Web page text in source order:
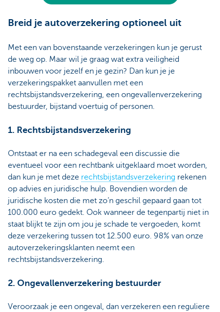
Breid je autoverzekering optioneel uit
Met een van bovenstaande verzekeringen kun je gerust
de weg op. Maar wil je graag wat extra veiligheid
inbouwen voor jezelf en je gezin? Dan kun je je
verzekeringspakket aanvullen met een
rechtsbijstandsverzekering, een ongevallenverzekering
bestuurder, bijstand voertuig of personen.
1. Rechtsbijstandsverzekering
Ontstaat er na een schadegeval een discussie die
eventueel voor een rechtbank uitgeklaard moet worden,
dan kun je met deze rechtsbijstandsverzekering rekenen
op advies en juridische hulp. Bovendien worden de
juridische kosten die met zo’n geschil gepaard gaan tot
100.000 euro gedekt. Ook wanneer de tegenpartij niet in
staat blijkt te zijn om jou je schade te vergoeden, komt
deze verzekering tussen tot 12.500 euro. 98% van onze
autoverzekeringsklanten neemt een
rechtsbijstandsverzekering.
2. Ongevallenverzekering bestuurder
Veroorzaak je een ongeval, dan verzekeren een reguliere